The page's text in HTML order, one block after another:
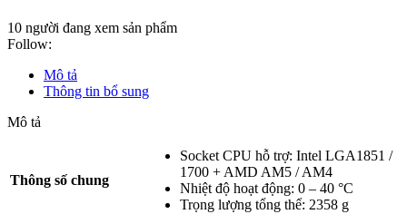
10 người đang xem sản phẩm
Follow:
Mô tả
Thông tin bổ sung
Mô tả
Thông số chung
Socket CPU hỗ trợ: Intel LGA1851 /
1700 + AMD AM5 / AM4
Nhiệt độ hoạt động: 0 – 40 °C
Trọng lượng tổng thể: 2358 g